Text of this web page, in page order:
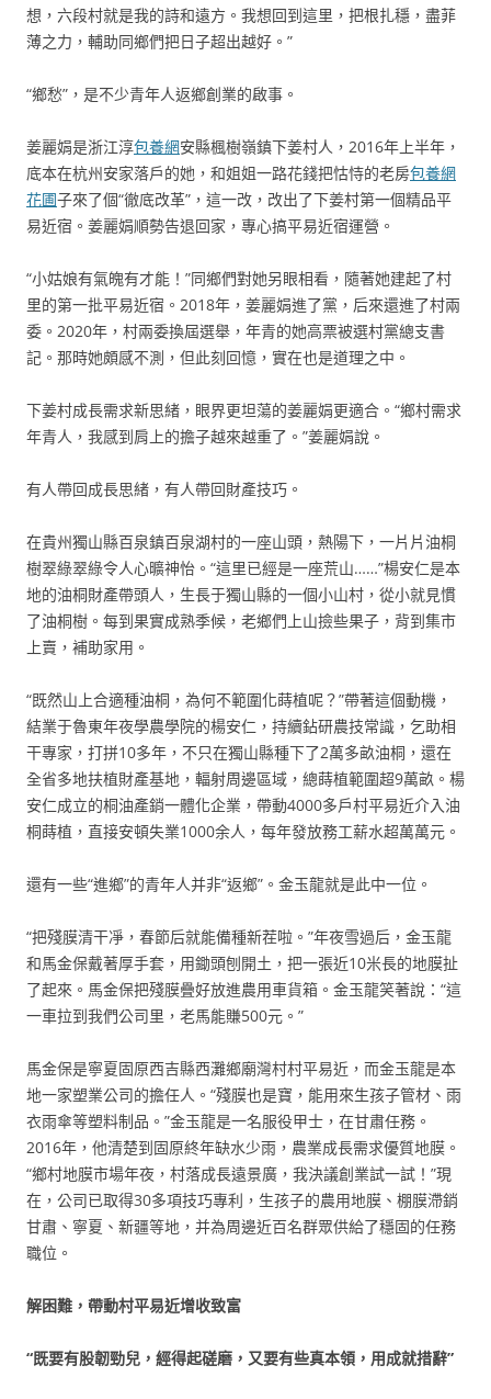
想，六段村就是我的詩和遠方。我想回到這里，把根扎穩，盡菲
薄之力，輔助同鄉們把日子超出越好。”
“鄉愁”，是不少青年人返鄉創業的啟事。
姜麗娟是浙江淳包養網安縣楓樹嶺鎮下姜村人，2016年上半年，
底本在杭州安家落戶的她，和姐姐一路花錢把怙恃的老房包養網
花圃子來了個“徹底改革”，這一改，改出了下姜村第一個精品平
易近宿。姜麗娟順勢告退回家，專心搞平易近宿運營。
“小姑娘有氣魄有才能！”同鄉們對她另眼相看，隨著她建起了村
里的第一批平易近宿。2018年，姜麗娟進了黨，后來還進了村兩
委。2020年，村兩委換屆選舉，年青的她高票被選村黨總支書
記。那時她頗感不測，但此刻回憶，實在也是道理之中。
下姜村成長需求新思緒，眼界更坦蕩的姜麗娟更適合。“鄉村需求
年青人，我感到肩上的擔子越來越重了。”姜麗娟說。
有人帶回成長思緒，有人帶回財產技巧。
在貴州獨山縣百泉鎮百泉湖村的一座山頭，熱陽下，一片片油桐
樹翠綠翠綠令人心曠神怡。“這里已經是一座荒山……”楊安仁是本
地的油桐財產帶頭人，生長于獨山縣的一個小山村，從小就見慣
了油桐樹。每到果實成熟季候，老鄉們上山撿些果子，背到集市
上賣，補助家用。
“既然山上合適種油桐，為何不範圍化蒔植呢？”帶著這個動機，
結業于魯東年夜學農學院的楊安仁，持續鉆研農技常識，乞助相
干專家，打拼10多年，不只在獨山縣種下了2萬多畝油桐，還在
全省多地扶植財產基地，輻射周邊區域，總蒔植範圍超9萬畝。楊
安仁成立的桐油產銷一體化企業，帶動4000多戶村平易近介入油
桐蒔植，直接安頓失業1000余人，每年發放務工薪水超萬萬元。
還有一些“進鄉”的青年人并非“返鄉”。金玉龍就是此中一位。
“把殘膜清干凈，春節后就能備種新茬啦。”年夜雪過后，金玉龍
和馬金保戴著厚手套，用鋤頭刨開土，把一張近10米長的地膜扯
了起來。馬金保把殘膜疊好放進農用車貨箱。金玉龍笑著說：“這
一車拉到我們公司里，老馬能賺500元。”
馬金保是寧夏固原西吉縣西灘鄉廟灣村村平易近，而金玉龍是本
地一家塑業公司的擔任人。“殘膜也是寶，能用來生孩子管材、雨
衣雨傘等塑料制品。”金玉龍是一名服役甲士，在甘肅任務。
2016年，他清楚到固原終年缺水少雨，農業成長需求優質地膜。
“鄉村地膜市場年夜，村落成長遠景廣，我決議創業試一試！”現
在，公司已取得30多項技巧專利，生孩子的農用地膜、棚膜滯銷
甘肅、寧夏、新疆等地，并為周邊近百名群眾供給了穩固的任務
職位。
解困難，帶動村平易近增收致富
“既要有股韌勁兒，經得起磋磨，又要有些真本領，用成就措辭”